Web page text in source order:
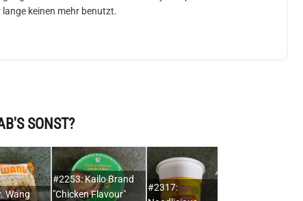
lange keinen mehr benutzt.
SONST?
Wang
#2253: Kailo Brand
"Chicken Flavour"
#2317: